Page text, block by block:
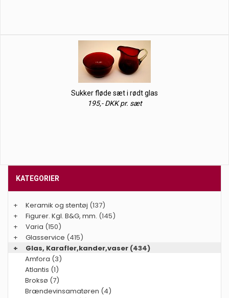
Sukker fløde sæt i rødt glas
195,- DKK pr. sæt
KATEGORIER
+ Keramik og stentøj (137)
+
Figurer. Kgl. B&G, mm. (145)
+
Varia (150)
+
Glasservice (415)
+
Glas, Karafler,kander,vaser (434)
Amfora (3)
Atlantis (1)
Broksø (7)
Brændevinsamatøren (4)